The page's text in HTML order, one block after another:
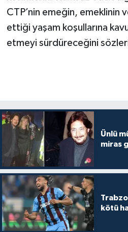
CTP’nin emeğin, emeklinin
ettiği yaşam koşullarına
etmeyi sürdüreceğini
Ünlü
miras
kötü